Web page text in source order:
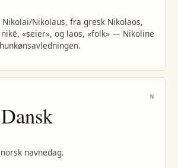
Nikolaus, fra gresk Nikolaos,
«seier», og laos, «folk» — Nikoline
N
navnedag.